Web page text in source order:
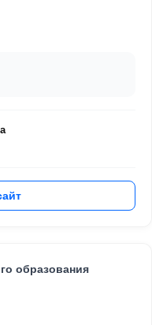
образования